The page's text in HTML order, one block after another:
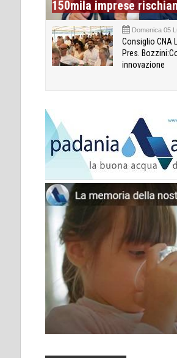
150mila imprese
Domenica 05
Consiglio CNA
Pres.
innovazione